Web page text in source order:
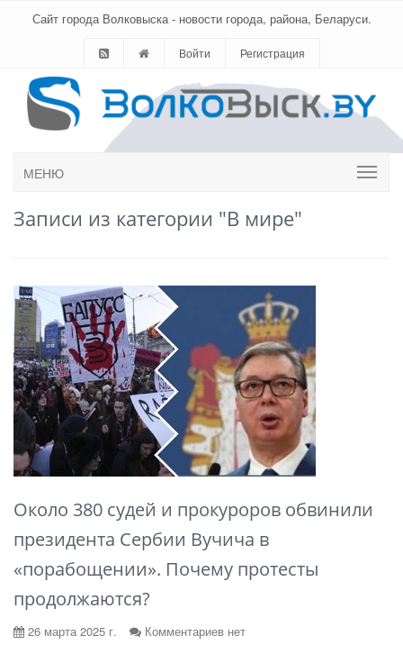
Сайт города Волковыска - новости города, района, Беларуси.
Войти Регистрация
МЕНЮ
Записи из категории "В мире"
Около 380 судей и прокуроров обвинили
президента Сербии Вучича в
«порабощении». Почему протесты
продолжаются?
26 марта 2025 г.
Комментариев нет